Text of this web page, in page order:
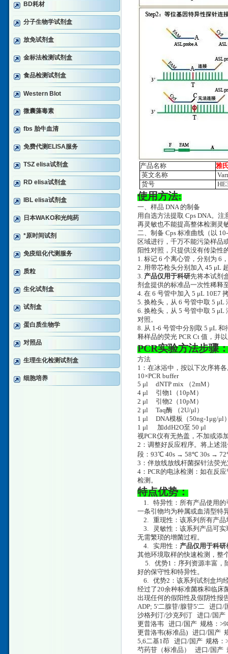
BD耗材
分子生物学试剂盒
放免试剂盒
金标法检测试剂盒
食品检测试剂盒
Western Blot
微囊藻毒素
fbs 胎牛血清
免费代测ELISA服务
TSZ elisa试剂盒
RD elisa试剂盒
IBL elisa试剂盒
日本WAKO和光纯药
*原时间试剂
免疫组化代测服务
质粒
生化试剂盒
试剂盒
蛋白质生物学
对照品
生理生化检测试剂盒
细胞培养
产品名称
雅
英文名称
货号
使用方法:
一、样品 DNA 的制备
用自选方法提取 Cps DNA。
再灵敏也不能提高整体检测灵
二、制备 Cps 标准曲线（以
区域进行，千万不能污染样品
阳性对照，只提供没有传染性
1. 标记 6 个离心管，分别为 6
2. 用带芯枪头分别加入 45 μL
3. 产品仅用于科研先将本试剂
剂盒提供的标准品一次性稀释
4. 在 6 号管中加入 5 μL 10E7
5. 换枪头，从 6 号管中取 5 μL
6. 换枪头，从 5 号管中取 5
对照。
8. 从 1-6 号管中分别取 5 μL
释样品的荧光 PCR Ct 值，并
PCR实验方法步骤
方法
1：在冰浴中，按以下次序将
10×PCR buffer
5 μl dNTP mix （2mM
4 μl 引物1（10pM）
2 μl 引物2（10pM）
2 μl Taq酶 （2U/μl）
1 μl DNA模板（50ng-1μg/μl
1 μl 加ddH2O至 50 μl
视PCR仪有无热盖，不加或添
2：调整好反应程序。将上述
段：93℃ 40s → 58℃ 30s →
3：伴放线放线杆菌探针法荧
4：PCR的电泳检测：如在反
检测。
特点优势：
1. 特异性：所有产品使用的
一条引物均为种属或血清型特
2. 重现性：该系列所有产品
3. 灵敏性：该系列产品可实
无需繁琐的增菌过程。
4. 实用性： 产品仅用于科研
其他环境取样的快速检测，整
5. 优势1：序列资源丰富，
好的保守性和特异性。
6. 优势2：该系列试剂盒均
经过了20余种标准菌株和临床
出现任何的假阳性及假阴性报
ADP; 5'二腺苷/腺苷5'二 进口/
沙格列汀/沙克列汀 进口/国产
更昔洛韦 进口/国产 规格：
更昔洛韦(标准品) 进口/国产
5,6二基1茚 进口/国产 规格：
芍药苷（标准品） 进口/国产